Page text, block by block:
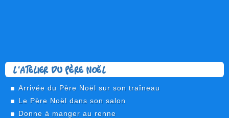
L'atelier du Père Noël
Arrivée du Père Noël sur son traîneau
Le Père Noël dans son salon
Donne à manger au renne